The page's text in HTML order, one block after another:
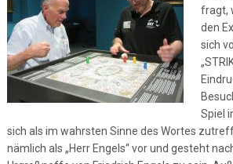
fragt,
den
sich
Spiel
sich als im wahrsten Sinne des Wortes
nämlich als „Herr Engels“ vor und gesteht